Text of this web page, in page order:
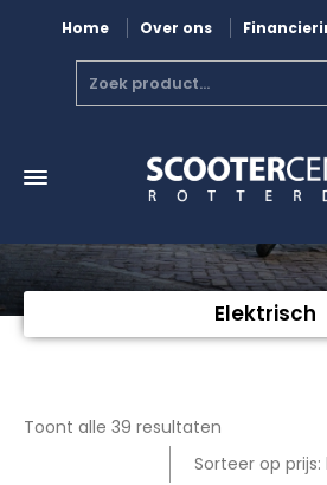
Home Over ons
Elektrisch
Toont alle 39 resultaten
op
Sorteer op